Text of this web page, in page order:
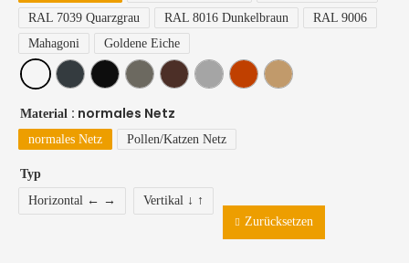
RAL 7039 Quarzgrau
RAL 8016 Dunkelbraun
RAL 9006
Mahagoni
Goldene Eiche
Material : normales Netz
normales Netz Pollen/Katzen Netz
Typ
Horizontal ← →
Vertikal ↓ ↑
Zurücksetzen